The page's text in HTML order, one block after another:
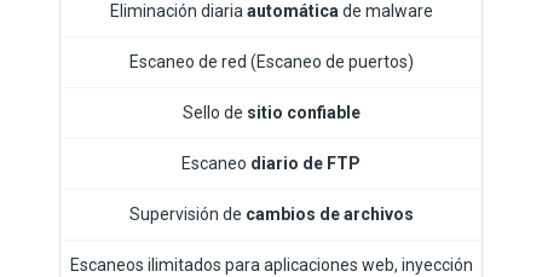
Eliminación diaria automática de malware
Escaneo de red (Escaneo de puertos)
Sello de sitio confiable
Escaneo diario de FTP
Supervisión de cambios de archivos
Escaneos ilimitados para aplicaciones web, inyección